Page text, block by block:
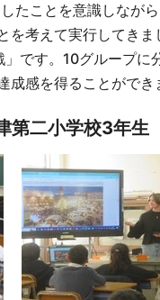
たことを意識しなが
を考えて実行してき
です。10グループ
感を得ることができ
二小学校3年生